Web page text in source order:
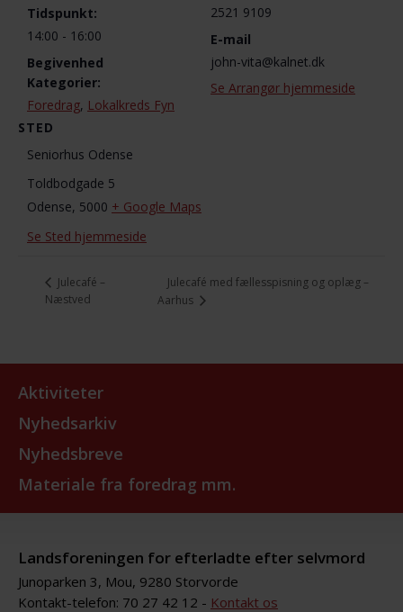
Tidspunkt:
14:00 - 16:00
Begivenhed
Kategorier:
Foredrag, Lokalkreds Fyn
STED
Seniorhus Odense
Toldbodgade 5
Odense, 5000 + Google Maps
Se Sted hjemmeside
2521 9109
E-mail
john-vita@kalnet.dk
Se Arrangør hjemmeside
Julecafé –
Næstved
Julecafé med fællesspisning og oplæg –
Aarhus
Aktiviteter
Nyhedsarkiv
Nyhedsbreve
Materiale fra foredrag mm.
Landsforeningen for efterladte efter selvmord
Junoparken 3, Mou, 9280 Storvorde
Kontakt-telefon: 70 27 42 12 - Kontakt os